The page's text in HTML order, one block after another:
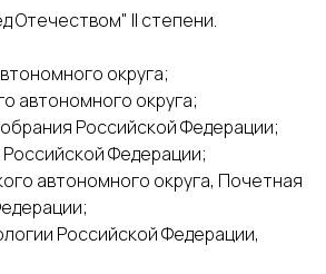
Отечеством" II степени.
округа;
автономного округа;
Российской Федерации;
Федерации;
автономного округа, Почетная
Российской Федерации,